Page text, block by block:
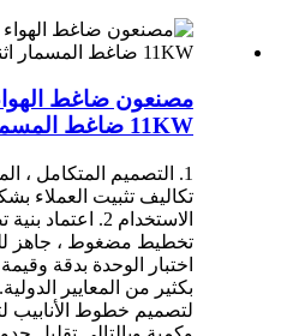
11KW ضاغط المسمار اثنين في واحد
1. التصميم المتكامل ،
تكاليف تثبيت العملاء
الاستخدام 2.
اختبار الوحدة بدقة
لتصميم خطوط الأنابيب